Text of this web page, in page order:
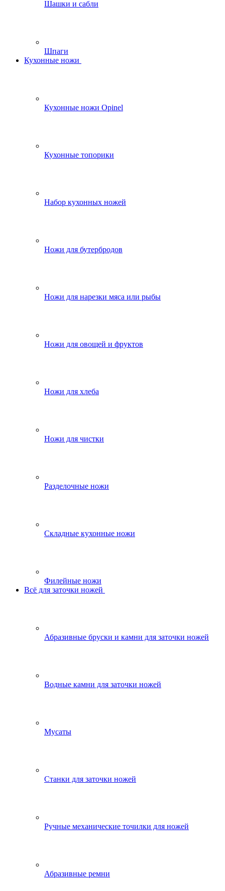
Шашки и сабли
Шпаги
Кухонные ножи
Кухонные ножи Opinel
Кухонные топорики
Набор кухонных ножей
Ножи для бутербродов
Ножи для нарезки мяса или рыбы
Ножи для овощей и фруктов
Ножи для хлеба
Ножи для чистки
Разделочные ножи
Складные кухонные ножи
Филейные ножи
Всё для заточки ножей
Абразивные бруски и камни для заточки ножей
Водные камни для заточки ножей
Мусаты
Станки для заточки ножей
Ручные механические точилки для ножей
Абразивные ремни